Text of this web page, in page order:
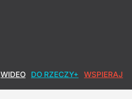
WIDEO DO RZECZY+ WSPIERAJ